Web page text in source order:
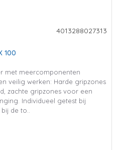
4013288027313
100
met meercomponenten
veilig werken: Harde gripzones
zachte gripzones voor een
Individueel getest bij
de to..